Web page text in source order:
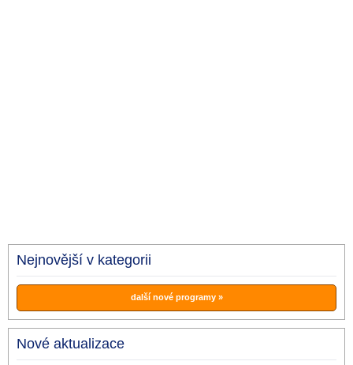
Nejnovější v kategorii
další nové programy »
Nové aktualizace